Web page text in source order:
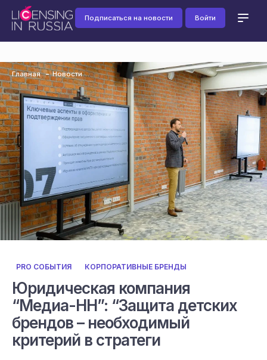
Подписаться на новости Войти
Главная Новости
PRO СОБЫТИЯ КОРПОРАТИВНЫЕ БРЕНДЫ
Юридическая компания
“Медиа-НН”: “Защита детских
брендов – необходимый
критерий в стратеги